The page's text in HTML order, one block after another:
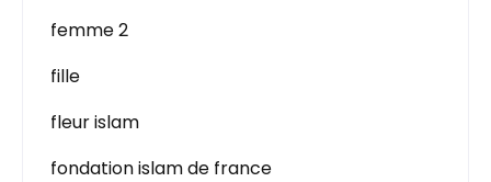
femme 2
fille
fleur islam
fondation islam de france